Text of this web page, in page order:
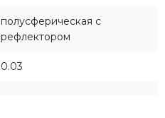
полусферическая с
рефлектором
0.03